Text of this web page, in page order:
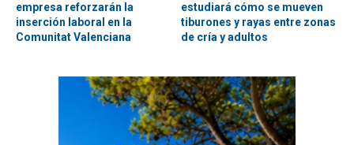
empresa reforzarán la
inserción laboral en la
Comunitat Valenciana
estudiará cómo se mueven
tiburones y rayas entre zonas
de cría y adultos